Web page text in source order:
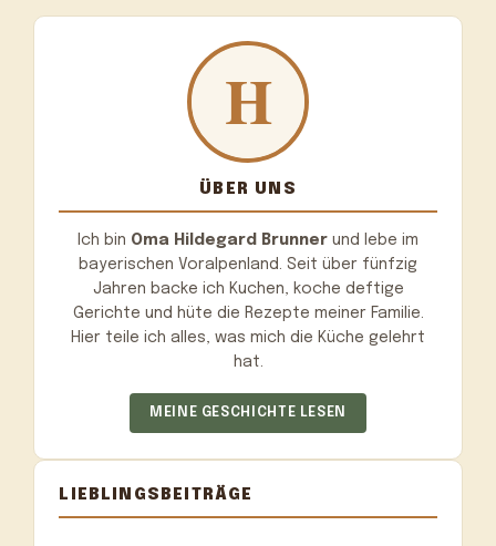
ÜBER UNS
Ich bin Oma Hildegard Brunner und lebe im
bayerischen Voralpenland. Seit über fünfzig
Jahren backe ich Kuchen, koche deftige
Gerichte und hüte die Rezepte meiner Familie.
Hier teile ich alles, was mich die Küche gelehrt
hat.
MEINE GESCHICHTE LESEN
LIEBLINGSBEITRÄGE